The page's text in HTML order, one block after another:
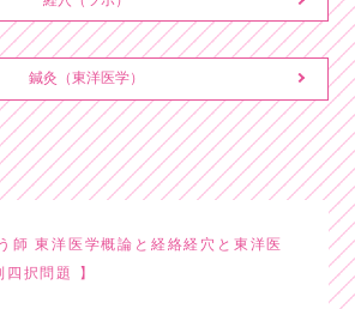
鍼灸（東洋医学）
師 東洋医学概論と経絡経穴と東洋医
択問題 】